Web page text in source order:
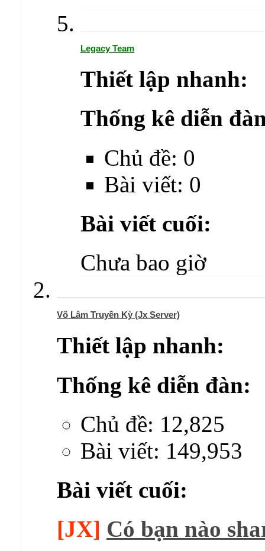
Legacy Team
Thiết lập nhanh:
Thống kê diễn
Chủ đề: 0
Bài viết: 0
Bài viết cuối:
Chưa bao giờ
Võ Lâm Truyền Kỳ (Jx Server)
Thiết lập nhanh:
Thống kê diễn đàn:
Chủ đề: 12,825
Bài viết: 149,953
Bài viết cuối:
[JX] Có bạn nào